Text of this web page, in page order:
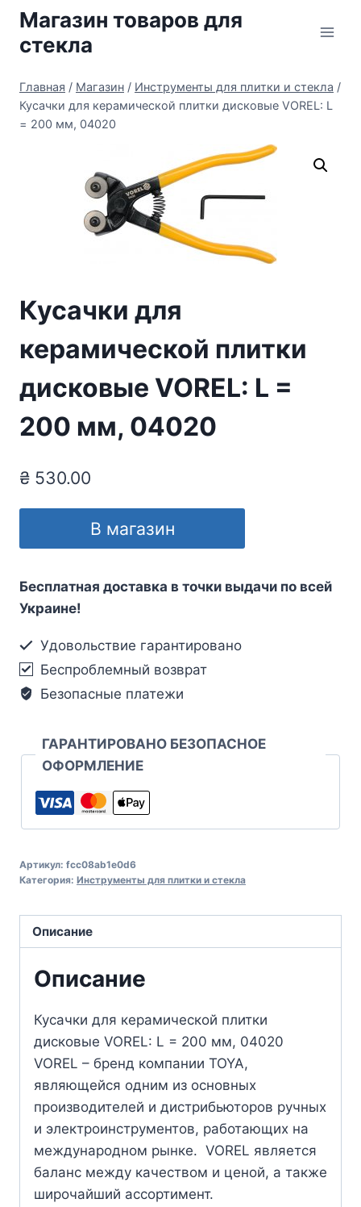
Перейти
содержимому
Магазин товаров для
стекла
Главная / Магазин / Инструменты для плитки и стекла /
Кусачки для керамической плитки дисковые VOREL: L
= 200 мм, 04020
Кусачки для
керамической плитки
дисковые VOREL: L =
200 мм, 04020
₴ 530.00
В магазин
Бесплатная доставка в точки выдачи по всей
Украине!
Удовольствие гарантировано
Беспроблемный возврат
Безопасные платежи
ГАРАНТИРОВАНО БЕЗОПАСНОЕ
ОФОРМЛЕНИЕ
Артикул: fcc08ab1e0d6
Категория: Инструменты для плитки и стекла
Описание
Описание
Кусачки для керамической плитки
дисковые VOREL: L = 200 мм, 04020
VOREL – бренд компании TOYA,
являющейся одним из основных
производителей и дистрибьюторов ручных
и электроинструментов, работающих на
международном рынке. VOREL является
баланс между качеством и ценой, а также
широчайший ассортимент.